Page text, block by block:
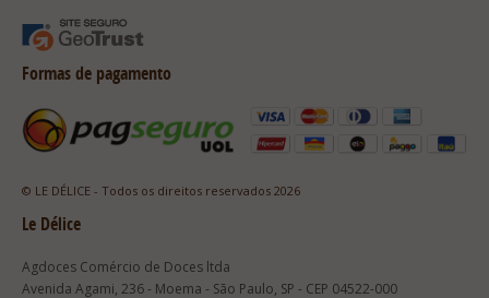
Formas de pagamento
© LE DÉLICE - Todos os direitos reservados 2026
Le Délice
Agdoces Comércio de Doces ltda
Avenida Agami, 236 - Moema - São Paulo, SP - CEP 04522-000